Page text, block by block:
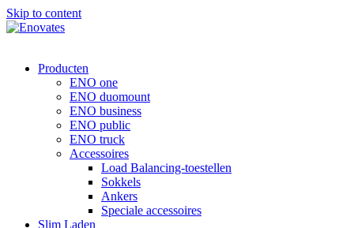
Skip to content
Producten
ENO one
ENO duomount
ENO business
ENO public
ENO truck
Accessoires
Load Balancing-toestellen
Sokkels
Ankers
Speciale accessoires
Slim Laden